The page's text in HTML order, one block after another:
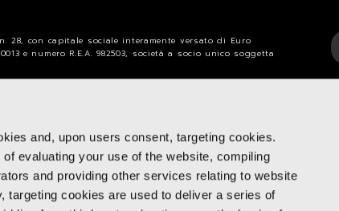
and, upon users consent, targeting cookies.
evaluating your use of the website, compiling
and providing other services relating to website
targeting cookies are used to deliver a series of
28, con capitale sociale interamente versato di Euro
e numero R.E.A. 982503, società a socio unico soggetta